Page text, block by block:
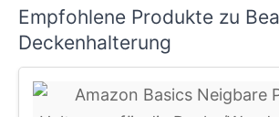
Empfohlene Produkte zu
Deckenhalterung